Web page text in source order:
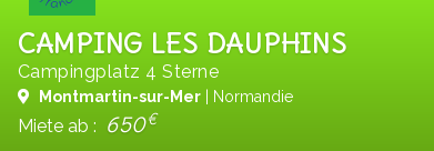
CAMPING LES DAUPHINS
Campingplatz 4 Sterne
Montmartin-sur-Mer | Normandie
Miete ab : 650€